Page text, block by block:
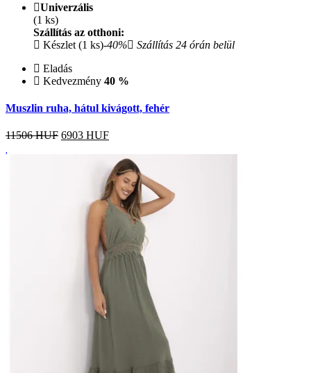
Univerzális
(1 ks)
Szállítás az otthoni:
Készlet (1 ks)-40%
Szállítás 24 órán belül
Eladás
Kedvezmény 40 %
Muszlin ruha, hátul kivágott, fehér
11506 HUF 6903 HUF